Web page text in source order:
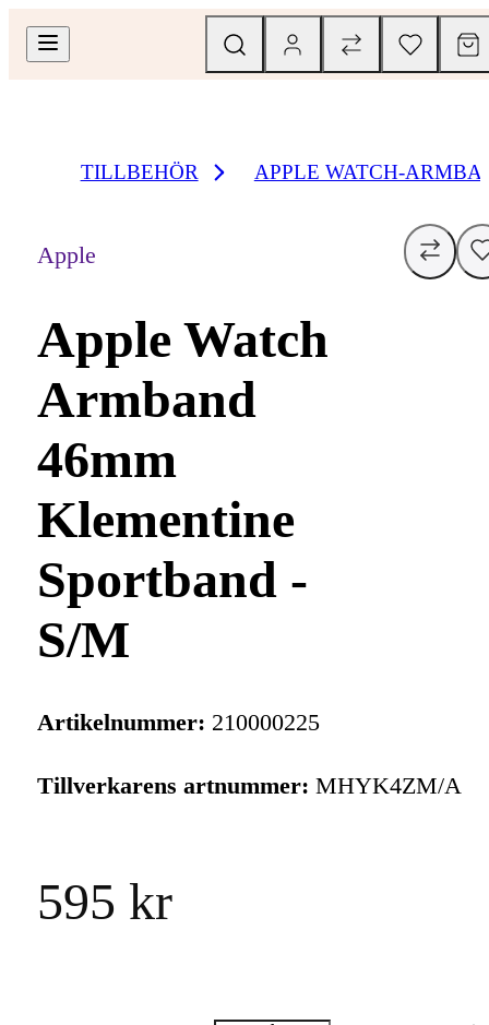
TILLBEHÖR APPLE WATCH-
Apple
Apple Watch
Armband
46mm
Klementine
Sportband -
S/M
Artikelnummer: 210000225
Tillverkarens artnummer: MHYK4ZM/A
595 kr